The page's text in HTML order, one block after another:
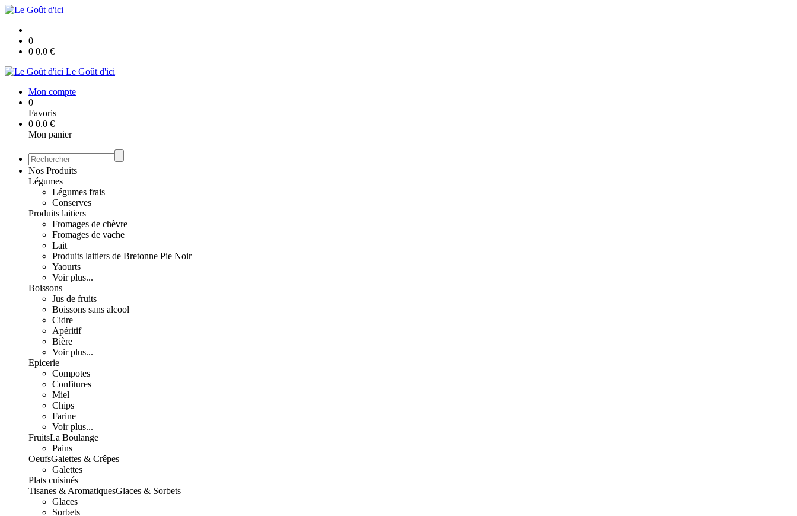
0
0 0.0 €
Le Goût d'ici
Mon compte
0
Favoris
0 0.0 €
Mon panier
Nos Produits
Légumes
Légumes frais
Conserves
Produits laitiers
Fromages de chèvre
Fromages de vache
Lait
Produits laitiers de Bretonne Pie Noir
Yaourts
Voir plus...
Boissons
Jus de fruits
Boissons sans alcool
Cidre
Apéritif
Bière
Voir plus...
Epicerie
Compotes
Confitures
Miel
Chips
Farine
Voir plus...
FruitsLa Boulange
Pains
OeufsGalettes & Crêpes
Galettes
Plats cuisinés
Tisanes & AromatiquesGlaces & Sorbets
Glaces
Sorbets